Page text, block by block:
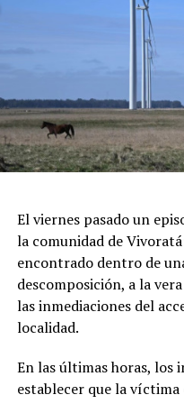
de Chocolate" y al "Mejor
Feria de Artesanos y
repleto de arte y diseño
pinar.
Espectáculos y Área
invitados en el
dedicada
arboledas y dejarse
caliente mientras se
perfecto para escaparse
largo.
INFORMACIÓN
Evento: 30° Fiesta
(ChocoGesell)
El viernes pasado un
la comunidad de
encontrado dentro de
descomposición, a la
las inmediaciones del
localidad.
En las últimas horas, los
establecer que la